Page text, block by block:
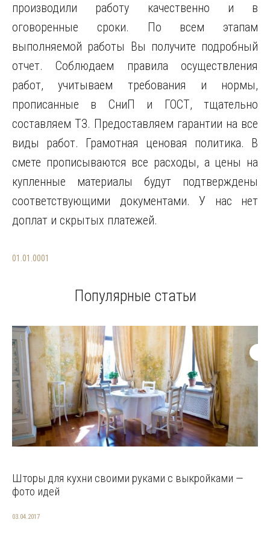
производили работу качественно и в
оговоренные сроки. По всем этапам
выполняемой работы Вы получите подробный
отчет. Соблюдаем правила осуществления
работ, учитываем требования и нормы,
прописанные в СниП и ГОСТ, тщательно
составляем ТЗ. Предоставляем гарантии на все
виды работ. Грамотная ценовая политика. В
смете прописываются все расходы, а цены на
купленные материалы будут подтверждены
соответствующими документами. У нас нет
доплат и скрытых платежей.
01.01.0001
Популярные статьи
Шторы для кухни своими руками с выкройками —
фото идей
03.04.2017